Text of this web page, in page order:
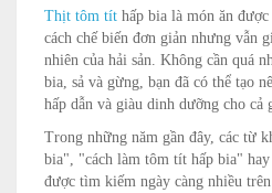
Thịt tôm tít hấp bia là món ăn
cách chế biến đơn giản nhưng vẫn
nhiên của hải sản. Không cần quá
bia, sả và gừng, bạn đã có thể tạo
hấp dẫn và giàu dinh dưỡng cho cả
Trong những năm gần đây, các từ
bia", "cách làm tôm tít hấp bia"
được tìm kiếm ngày càng nhiều